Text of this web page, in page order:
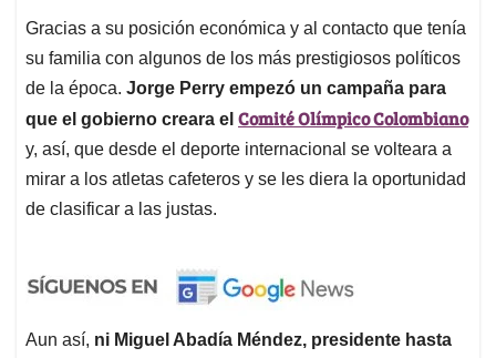
Gracias a su posición económica y al contacto que tenía
su familia con algunos de los más prestigiosos políticos
de la época. Jorge Perry empezó un campaña para
que el gobierno creara el Comité Olímpico Colombiano
y, así, que desde el deporte internacional se volteara a
mirar a los atletas cafeteros y se les diera la oportunidad
de clasificar a las justas.
Aun así, ni Miguel Abadía Méndez, presidente hasta